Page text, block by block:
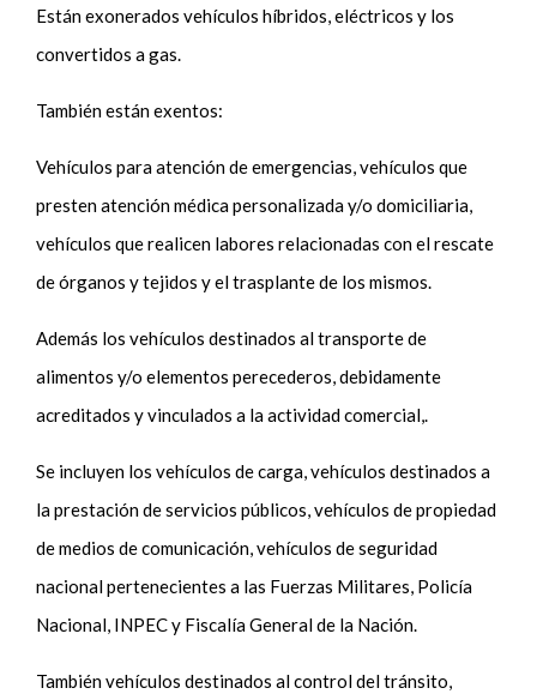
Están exonerados vehículos híbridos, eléctricos y los
convertidos a gas.
También están exentos:
Vehículos para atención de emergencias, vehículos que
presten atención médica personalizada y/o domiciliaria,
vehículos que realicen labores relacionadas con el rescate
de órganos y tejidos y el trasplante de los mismos.
Además los vehículos destinados al transporte de
alimentos y/o elementos perecederos, debidamente
acreditados y vinculados a la actividad comercial,.
Se incluyen los vehículos de carga, vehículos destinados a
la prestación de servicios públicos, vehículos de propiedad
de medios de comunicación, vehículos de seguridad
nacional pertenecientes a las Fuerzas Militares, Policía
Nacional, INPEC y Fiscalía General de la Nación.
También vehículos destinados al control del tránsito,